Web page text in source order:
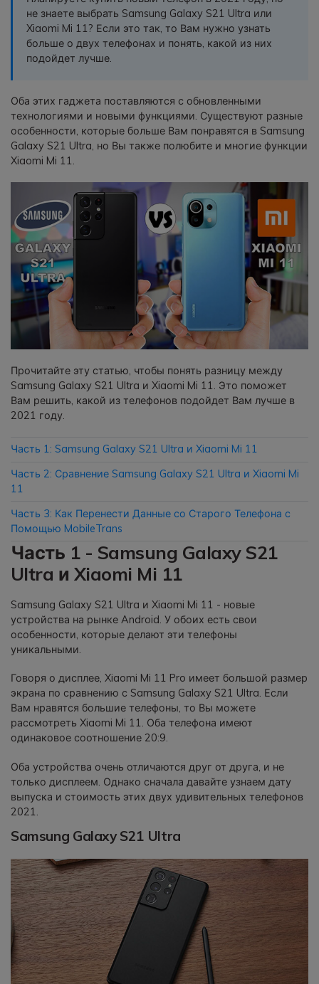
фотографии, видео и многое
другое со смартфона на смартфон,
со смартфона на ПК и наоборот.
восстановление
Создавайте резервные копии для
18+ типов данных и данных
WhatsApp на ПК. С легкостью
копии.
Перенос плейлистов
НОВИНКА
Переносите музыкальные
плейлисты с одного потокового
сервиса на другой.
Приложение
Mutsapper
Передавайте данные WhatsApp &
Приложение MobileTrans
данные WhatsApp и файлы между
устройствами.
не знаете выбрать Samsung Galaxy S21 Ultra или
Xiaomi Mi 11? Если это так, то Вам нужно узнать
больше о двух телефонах и понять, какой из них
подойдет лучше.
Оба этих гаджета поставляются с обновленными
технологиями и новыми функциями. Существуют разные
особенности, которые больше Вам понравятся в Samsung
Galaxy S21 Ultra, но Вы также полюбите и многие функции
Xiaomi Mi 11.
Прочитайте эту статью, чтобы понять разницу между
Samsung Galaxy S21 Ultra и Xiaomi Mi 11. Это поможет
Вам решить, какой из телефонов подойдет Вам лучше в
2021 году.
Часть 1: Samsung Galaxy S21 Ultra и Xiaomi Mi 11
Часть 2: Сравнение Samsung Galaxy S21 Ultra и Xiaomi Mi
11
Часть 3: Как Перенести Данные со Старого Телефона с
Помощью MobileTrans
Часть 1 - Samsung Galaxy S21
Ultra и Xiaomi Mi 11
Samsung Galaxy S21 Ultra и Xiaomi Mi 11 - новые
устройства на рынке Android. У обоих есть свои
особенности, которые делают эти телефоны
уникальными.
Говоря о дисплее, Xiaomi Mi 11 Pro имеет большой размер
экрана по сравнению с Samsung Galaxy S21 Ultra. Если
Вам нравятся большие телефоны, то Вы можете
рассмотреть Xiaomi Mi 11. Оба телефона имеют
одинаковое соотношение 20:9.
Оба устройства очень отличаются друг от друга, и не
только дисплеем. Однако сначала давайте узнаем дату
выпуска и стоимость этих двух удивительных телефонов
2021.
Samsung Galaxy S21 Ultra